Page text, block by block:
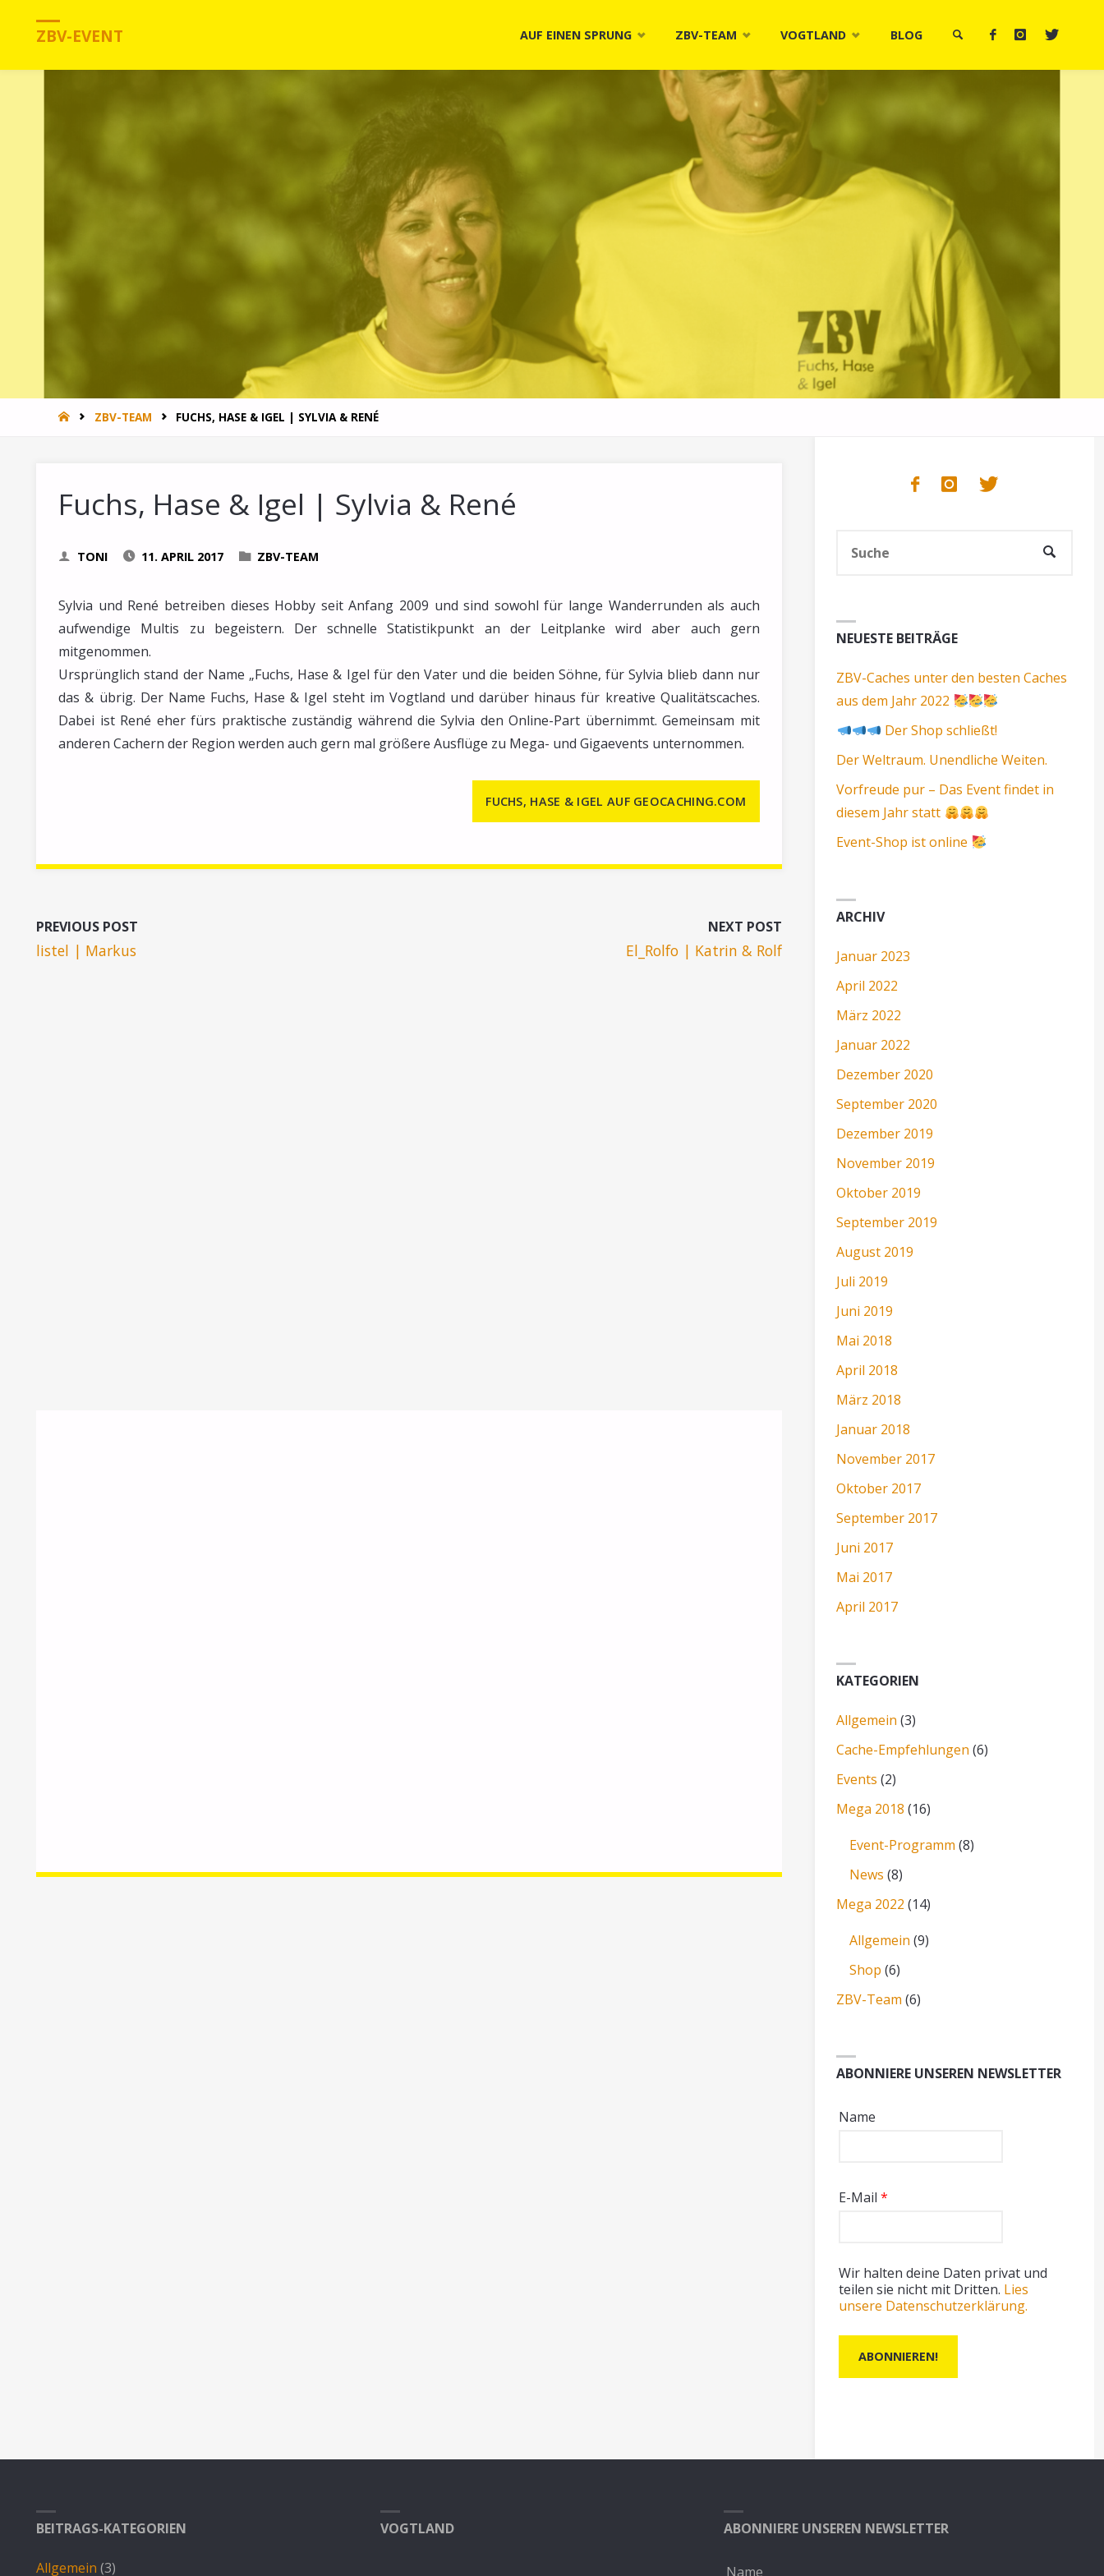
ZBV-EVENT
to
AUF EINEN SPRUNG ZBV-TEAM VOGTLAND BLOG
SUCHE
HOMEZBV-TEAM FUCHS, HASE & IGEL | SYLVIA & RENÉ
Fuchs, Hase & Igel | Sylvia & René
TONI 11. APRIL 2017 ZBV-TEAM
Sylvia und René betreiben dieses Hobby seit Anfang 2009 und sind sowohl für lange Wanderrunden als auch
aufwendige Multis zu begeistern. Der schnelle Statistikpunkt an der Leitplanke wird aber auch gern
mitgenommen.
Ursprünglich stand der Name „Fuchs, Hase & Igel für den Vater und die beiden Söhne, für Sylvia blieb dann nur
das & übrig. Der Name Fuchs, Hase & Igel steht im Vogtland und darüber hinaus für kreative Qualitätscaches.
Dabei ist René eher fürs praktische zuständig während die Sylvia den Online-Part übernimmt. Gemeinsam mit
anderen Cachern der Region werden auch gern mal größere Ausflüge zu Mega- und Gigaevents unternommen.
FUCHS, HASE & IGEL AUF GEOCACHING.COM
PREVIOUS POST
listel | Markus
NEXT POST
El_Rolfo | Katrin & Rolf
SUCHE
NEUESTE BEITRÄGE
ZBV-Caches unter den besten Caches
aus dem Jahr 2022
Der Shop schließt!
Der Weltraum. Unendliche Weiten.
Vorfreude pur – Das Event findet in
diesem Jahr statt
Event-Shop ist online
ARCHIV
Januar 2023
April 2022
März 2022
Januar 2022
Dezember 2020
September 2020
Dezember 2019
November 2019
Oktober 2019
September 2019
August 2019
Juli 2019
Juni 2019
Mai 2018
April 2018
März 2018
Januar 2018
November 2017
Oktober 2017
September 2017
Juni 2017
Mai 2017
April 2017
KATEGORIEN
Allgemein (3)
Cache-Empfehlungen (6)
Events (2)
Mega 2018 (16)
Event-Programm (8)
News (8)
Mega 2022 (14)
Allgemein (9)
Shop (6)
ZBV-Team (6)
ABONNIERE UNSEREN NEWSLETTER
Name
E-Mail*
Wir halten deine Daten privat und
teilen sie nicht mit Dritten. Lies
unsere Datenschutzerklärung.
BEITRAGS-KATEGORIEN
Allgemein (3)
VOGTLAND ABONNIERE UNSEREN NEWSLETTER
Name